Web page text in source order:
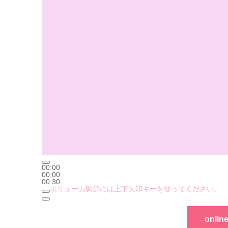
00:00
00:00
00:30
ボリューム調節には上下矢印キーを使ってください。